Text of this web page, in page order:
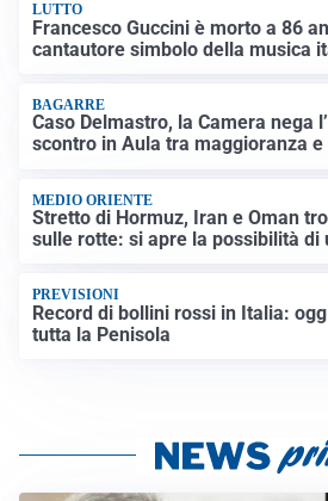
LUTTO
Francesco Guccini è morto a 86
cantautore simbolo della musica
BAGARRE
Caso Delmastro, la Camera nega
scontro in Aula tra maggioranza
MEDIO ORIENTE
Stretto di Hormuz, Iran e Oman
sulle rotte: si apre la possibilità di
PREVISIONI
Record di bollini rossi in Italia:
tutta la Penisola